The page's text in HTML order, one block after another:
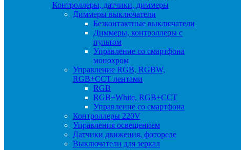
Контроллеры, датчики, диммеры
Диммеры выключатели
Безконтактные выключатели
Диммеры, контроллеры с
пультом
Управление со смартфона
монохром
Управление RGB, RGBW,
RGB+CCT лентами
RGB
RGB+White, RGB+CCT
Управление со смартфона
Контроллеры 220V
Управления освещением
Датчики движения, фотореле
Выключатели для зеркал